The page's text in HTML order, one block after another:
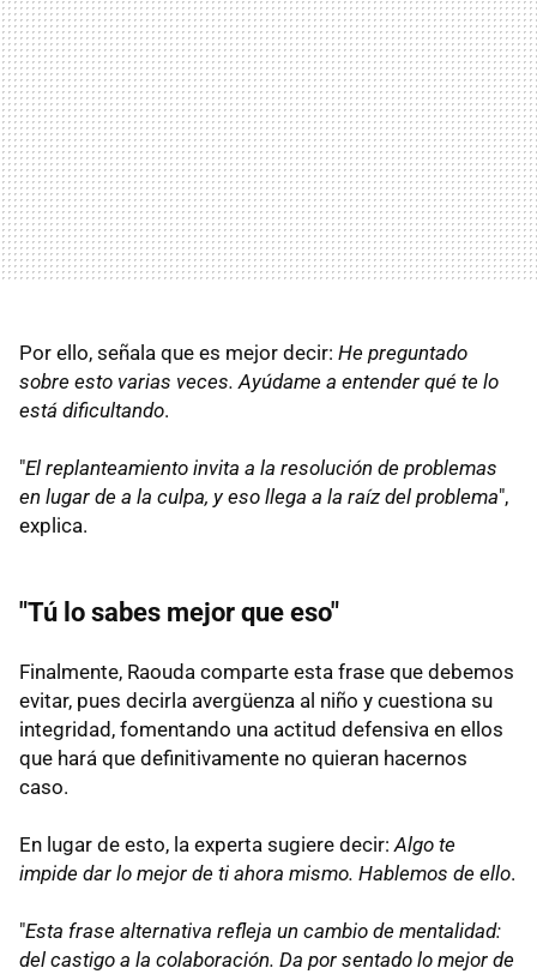
Por ello, señala que es mejor decir: He preguntado
sobre esto varias veces. Ayúdame a entender qué te lo
está dificultando.
"El replanteamiento invita a la resolución de problemas
en lugar de a la culpa, y eso llega a la raíz del problema",
explica.
"Tú lo sabes mejor que eso"
Finalmente, Raouda comparte esta frase que debemos
evitar, pues decirla avergüenza al niño y cuestiona su
integridad, fomentando una actitud defensiva en ellos
que hará que definitivamente no quieran hacernos
caso.
En lugar de esto, la experta sugiere decir:Algo te
impide dar lo mejor de ti ahora mismo. Hablemos de ello.
"Esta frase alternativa refleja un cambio de mentalidad:
del castigo a la colaboración. Da por sentado lo mejor de